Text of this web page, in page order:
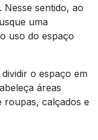
sentido, ao
uma
uso do espaço
o espaço em
áreas
roupas, calçados e